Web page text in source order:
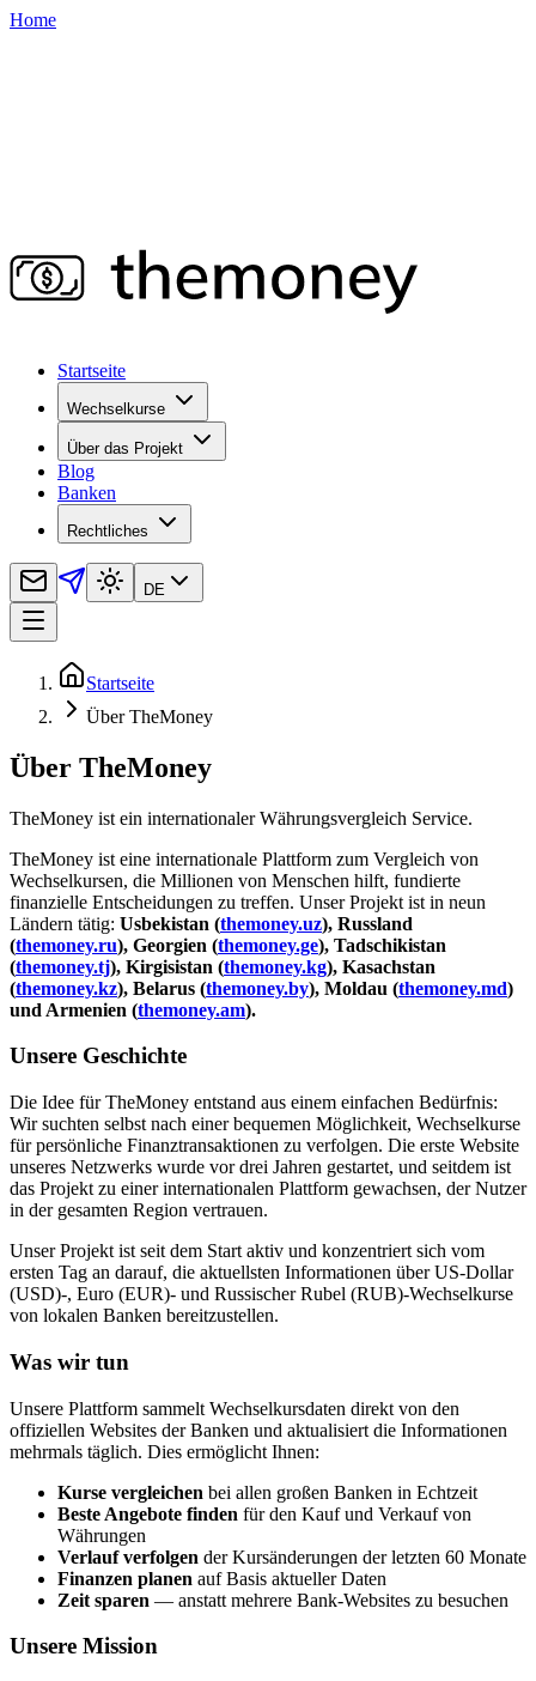
Home
Startseite
Wechselkurse
Über das Projekt
Blog
Banken
Rechtliches
DE
Startseite
Über TheMoney
Über TheMoney
TheMoney ist ein internationaler Währungsvergleich Service.
TheMoney ist eine internationale Plattform zum Vergleich von
Wechselkursen, die Millionen von Menschen hilft, fundierte
finanzielle Entscheidungen zu treffen. Unser Projekt ist in neun
Ländern tätig: Usbekistan (themoney.uz), Russland
(themoney.ru), Georgien (themoney.ge), Tadschikistan
(themoney.tj), Kirgisistan (themoney.kg), Kasachstan
(themoney.kz), Belarus (themoney.by), Moldau (themoney.md)
und Armenien (themoney.am).
Unsere Geschichte
Die Idee für TheMoney entstand aus einem einfachen Bedürfnis:
Wir suchten selbst nach einer bequemen Möglichkeit, Wechselkurse
für persönliche Finanztransaktionen zu verfolgen. Die erste Website
unseres Netzwerks wurde vor drei Jahren gestartet, und seitdem ist
das Projekt zu einer internationalen Plattform gewachsen, der Nutzer
in der gesamten Region vertrauen.
Unser Projekt ist seit dem Start aktiv und konzentriert sich vom
ersten Tag an darauf, die aktuellsten Informationen über US-Dollar
(USD)-, Euro (EUR)- und Russischer Rubel (RUB)-Wechselkurse
von lokalen Banken bereitzustellen.
Was wir tun
Unsere Plattform sammelt Wechselkursdaten direkt von den
offiziellen Websites der Banken und aktualisiert die Informationen
mehrmals täglich. Dies ermöglicht Ihnen:
Kurse vergleichen bei allen großen Banken in Echtzeit
Beste Angebote finden für den Kauf und Verkauf von
Währungen
Verlauf verfolgen der Kursänderungen der letzten 60 Monate
Finanzen planen auf Basis aktueller Daten
Zeit sparen — anstatt mehrere Bank-Websites zu besuchen
Unsere Mission